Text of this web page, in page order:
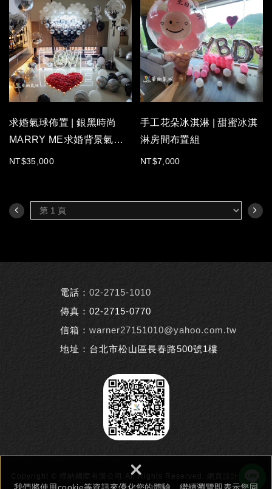
×
求婚氣球佈置 | 銀黑時尚
MARRY ME求婚背景氣球
組 |【含專人進場佈置】
NT$35,000
手工花朵冰淇淋 | 甜蜜冰淇
淋房間布置組
NT$7,000
電話： 02-2715-1010
傳真：02-2715-0770
信箱： warner27151010@yahoo.com.tw
地址：台北市松山區長春路500號1樓
Copyright © 樺納國際有限公司 All Rights Reserved.